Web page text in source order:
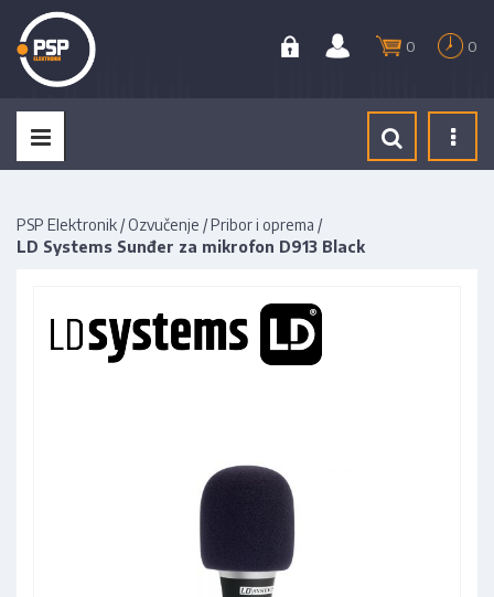
0 0
PSP Elektronik /Ozvučenje /Pribor i oprema /
LD Systems Sunđer za mikrofon D913 Black